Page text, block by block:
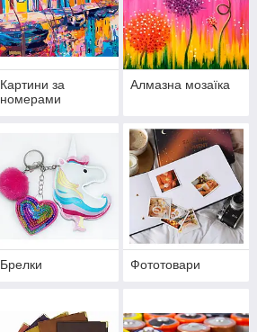
Картини за
номерами
Алмазна мозаїка
Брелки Фототовари